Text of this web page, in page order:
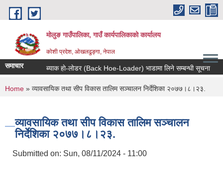
Skip to main content
मोलुङ गाउँपालिका, गाउँ कार्यपालिकाको कार्यालय
कोशी प्रदेश, ओखलढुङ्गा, नेपाल
समाचार ब्याक हाे-लाेडर (Back Hoe-Loader) भाडामा लिने सम्बन्धी सूचना
You are here
Home » व्यावसायिक तथा सीप विकास तालिम सञ्चालन निर्देशिका २०७७।८।२३.
व्यावसायिक तथा सीप विकास तालिम सञ्चालन
निर्देशिका २०७७।८।२३.
Submitted on: Sun, 08/11/2024 - 11:00